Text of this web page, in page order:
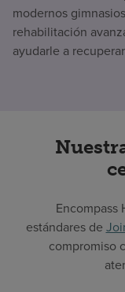
modernos
rehabilitación
ayudarle a
Encompass
estándares de
compromiso